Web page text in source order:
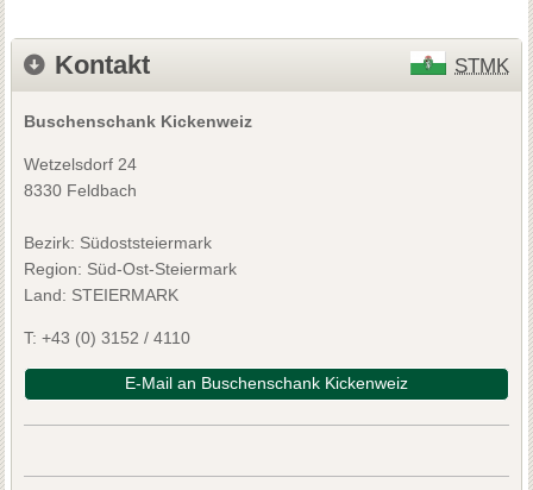
Kontakt STMK
Buschenschank Kickenweiz
Wetzelsdorf 24
8330 Feldbach
Bezirk: Südoststeiermark
Region: Süd-Ost-Steiermark
Land: STEIERMARK
T: +43 (0) 3152 / 4110
E-Mail an Buschenschank Kickenweiz